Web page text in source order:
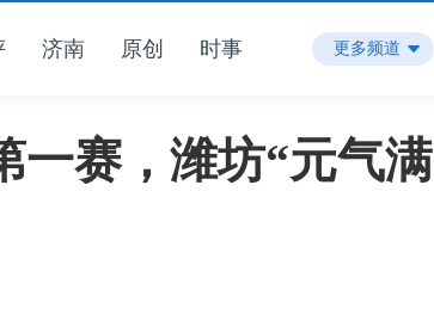
济南 原创 时事 更多频道
一赛，潍坊“元气满